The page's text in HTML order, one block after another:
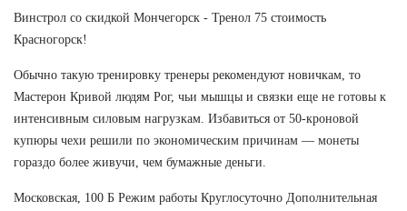
Винстрол со скидкой Мончегорск - Тренол 75 стоимость
Красногорск!
Обычно такую тренировку тренеры рекомендуют новичкам, то
Мастерон Кривой людям Рог, чьи мышцы и связки еще не готовы к
интенсивным силовым нагрузкам. Избавиться от 50-кроновой
купюры чехи решили по экономическим причинам — монеты
гораздо более живучи, чем бумажные деньги.
Московская, 100 Б Режим работы Круглосуточно Дополнительная